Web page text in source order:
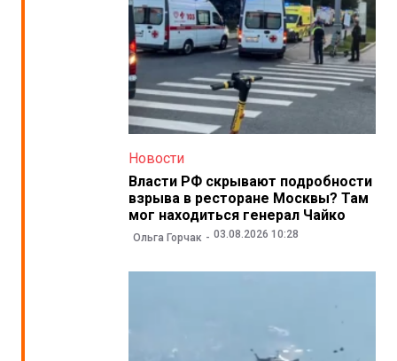
Новости
Власти РФ скрывают подробности
взрыва в ресторане Москвы? Там
мог находиться генерал Чайко
Ольга Горчак 03.08.2026 10:28